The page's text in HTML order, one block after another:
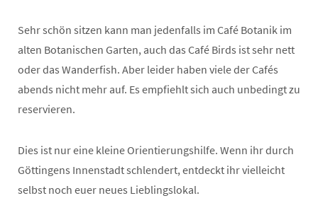
Sehr schön sitzen kann man jedenfalls im Café Botanik im
alten Botanischen Garten, auch das Café Birds ist sehr nett
oder das Wanderfish. Aber leider haben viele der Cafés
abends nicht mehr auf. Es empfiehlt sich auch unbedingt zu
reservieren.
Dies ist nur eine kleine Orientierungshilfe. Wenn ihr durch
Göttingens Innenstadt schlendert, entdeckt ihr vielleicht
selbst noch euer neues Lieblingslokal.